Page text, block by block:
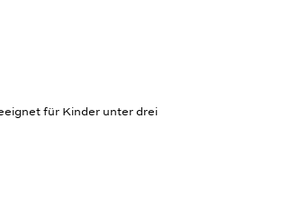
für Kinder unter drei